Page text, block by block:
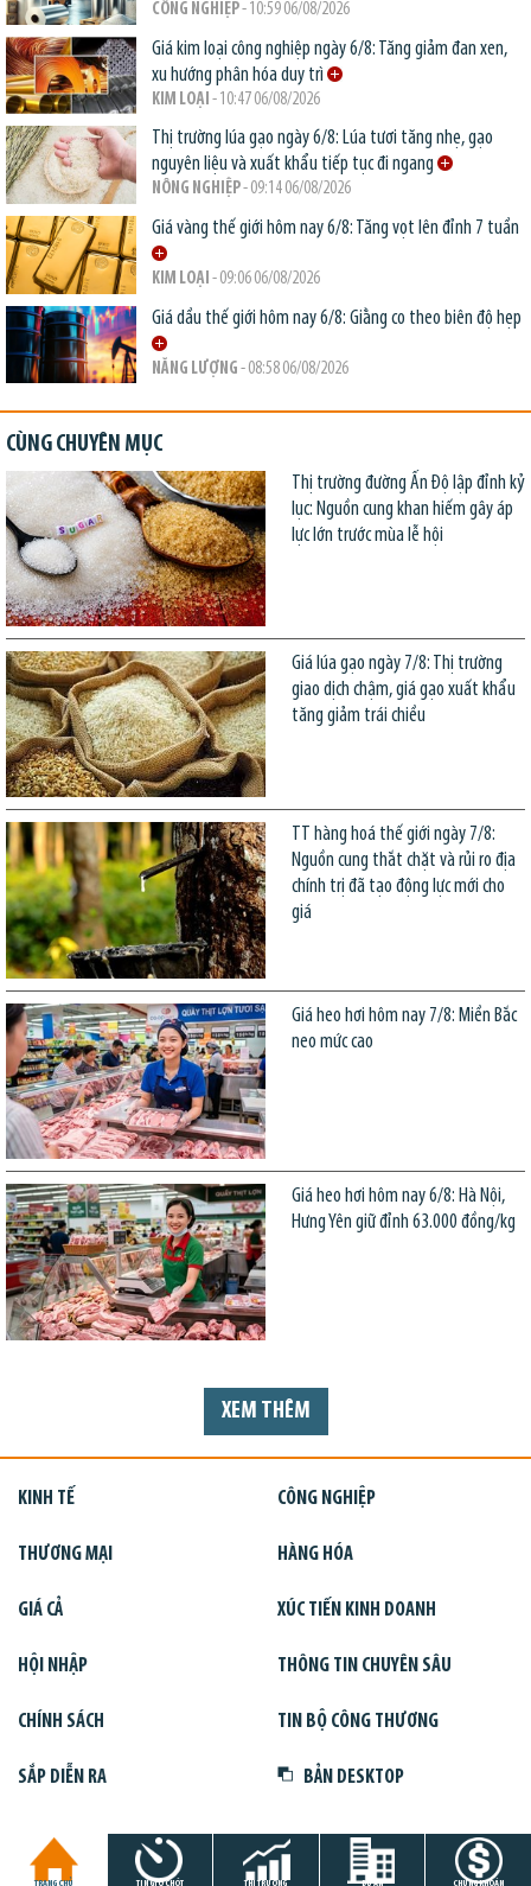
CÔNG NGHIỆP- 10:59 06/08/2026
Giá kim loại công nghiệp ngày 6/8: Tăng giảm đan xen,
xu hướng phân hóa duy trì
KIM LOẠI - 10:47 06/08/2026
Thị trường lúa gạo ngày 6/8: Lúa tươi tăng nhẹ, gạo
nguyên liệu và xuất khẩu tiếp tục đi ngang
NÔNG NGHIỆP- 09:14 06/08/2026
Giá vàng thế giới hôm nay 6/8: Tăng vọt lên đỉnh 7 tuần
KIM LOẠI - 09:06 06/08/2026
Giá dầu thế giới hôm nay 6/8: Giằng co theo biên độ hẹp
NĂNG LƯỢNG - 08:58 06/08/2026
CÙNG CHUYÊN MỤC
Thị trường đường Ấn Độ lập đỉnh kỷ
lục: Nguồn cung khan hiếm gây áp
lực lớn trước mùa lễ hội
Giá lúa gạo ngày 7/8: Thị trường
giao dịch chậm, giá gạo xuất khẩu
tăng giảm trái chiều
TT hàng hoá thế giới ngày 7/8:
Nguồn cung thắt chặt và rủi ro địa
chính trị đã tạo động lực mới cho
giá
Giá heo hơi hôm nay 7/8: Miền Bắc
neo mức cao
Giá heo hơi hôm nay 6/8: Hà Nội,
Hưng Yên giữ đỉnh 63.000 đồng/kg
XEM THÊM
KINH TẾ CÔNG NGHIỆP
THƯƠNG MẠI HÀNG HÓA
GIÁ CẢ XÚC TIẾN KINH DOANH
HỘI NHẬP THÔNG TIN CHUYÊN SÂU
CHÍNH SÁCH TIN BỘ CÔNG THƯƠNG
SẮP DIỄN RA BẢN DESKTOP
TRANG CHỦ TIN GIỜ CHÓT THỊ TRƯỜNG DỰ ÁN CHỨNG KHOÁN